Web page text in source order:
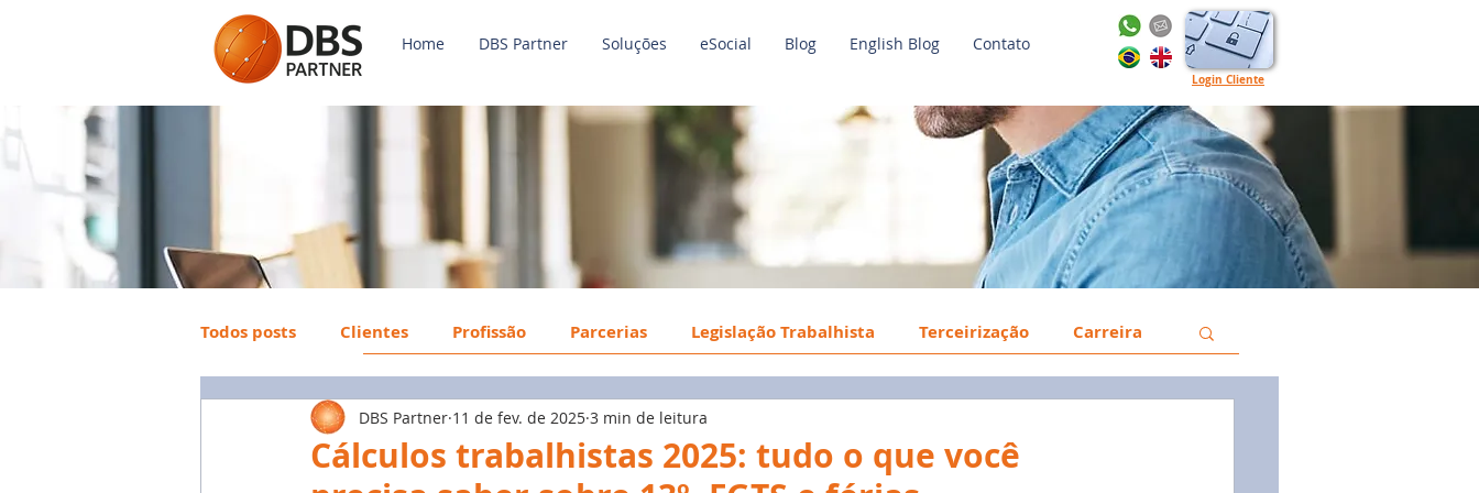
Home DBS Partner Soluções eSocial Blog English Blog Contato
Login Cliente
Todos posts Clientes Profissão Parcerias Legislação Trabalhista Terceirização Carreira
FGTS Mercado de Trabalho Economia
Cálculos trabalhistas 2025: tudo o que você
DBS Partner 11 de fev. de 2025 3 min de leitura